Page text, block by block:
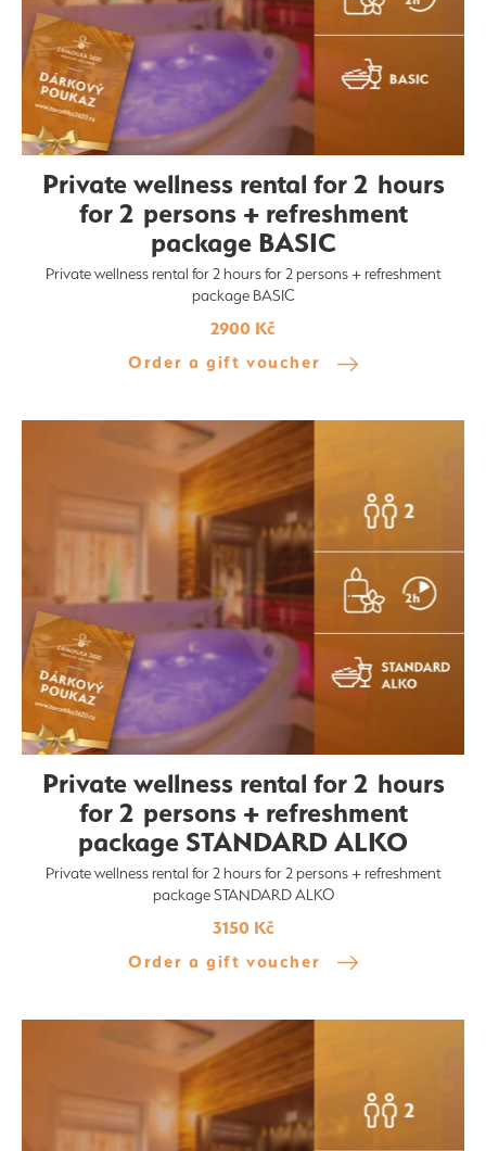
Private wellness rental for 2 hours
for 2 persons + refreshment
package BASIC
Private wellness rental for 2 hours for 2 persons + refreshment
package BASIC
2900 Kč
Order a gift voucher
Private wellness rental for 2 hours
for 2 persons + refreshment
package STANDARD ALKO
Private wellness rental for 2 hours for 2 persons + refreshment
package STANDARD ALKO
3150 Kč
Order a gift voucher